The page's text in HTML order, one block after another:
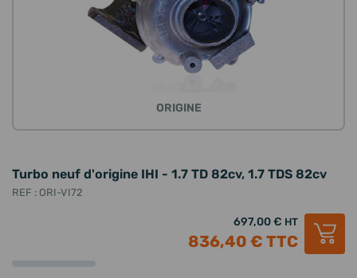
ORIGINE
Turbo neuf d'origine IHI - 1.7 TD 82cv, 1.7 TDS 82cv
REF : ORI-VI72
697,00 € HT
836,40 € TTC